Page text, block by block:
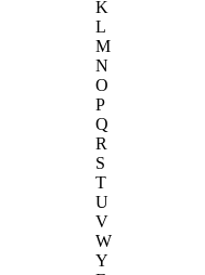
K
L
M
N
O
P
Q
R
S
T
U
V
W
Y